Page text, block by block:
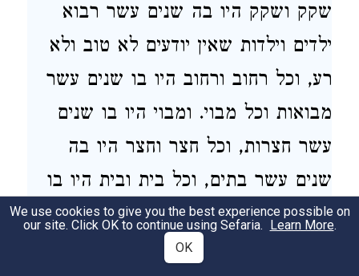
שקק ושקק היו בה שנים עשר רבוא
ילדים וילדות שאין יודעים לא טוב ולא
רע, וכל רחוב ורחוב היו בו שנים עשר
מבואות וכל מבוי. ומבוי היו בו שנים
עשר חצרות, וכל חצר וחצר היו בה
שנים עשר בתים, וכל בית ובית היו בו
שנים עשר גבורים וכל גבור וגבור היו לו
שנים עשר בנים, והיה יונה עומד בשוק
We use cookies to give you the best experience possible on
our site. Click OK to continue using Sefaria. Learn More.
OK